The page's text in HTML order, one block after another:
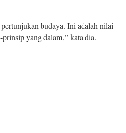
budaya. Ini adalah nilai-
yang dalam,” kata dia.